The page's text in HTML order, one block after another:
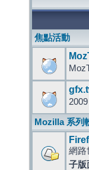
焦點活動
Mozilla 系列
網路
子版